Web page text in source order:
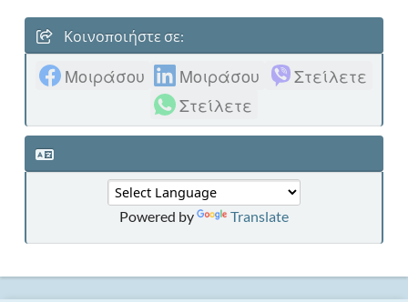
Κοινοποιήστε σε:
Μοιράσου Μοιράσου
Στείλετε
Στείλετε
Powered by Translate